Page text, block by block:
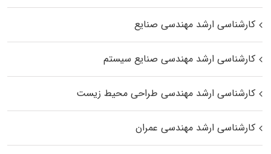
کارشناسی ارشد مهندسی صنایع
کارشناسی ارشد مهندسی صنایع سیستم
کارشناسی ارشد مهندسی طراحی محیط زیست
کارشناسی ارشد مهندسی عمران